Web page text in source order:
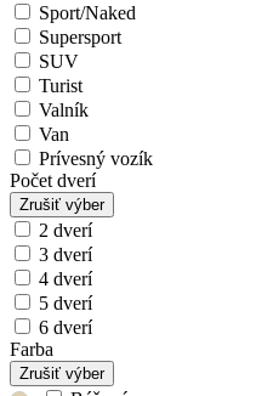
Sport/Naked
Supersport
SUV
Turist
Valník
Van
Prívesný vozík
Počet dverí
Zrušiť výber
2 dverí
3 dverí
4 dverí
5 dverí
6 dverí
Farba
Zrušiť výber